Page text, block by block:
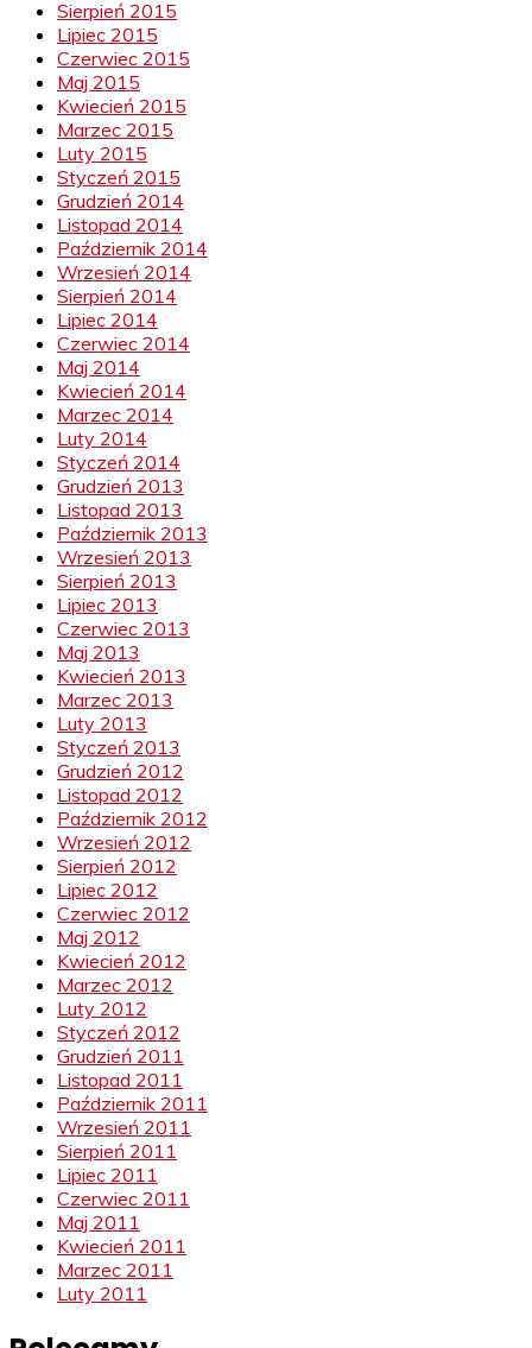
Sierpień 2015
Lipiec 2015
Czerwiec 2015
Maj 2015
Kwiecień 2015
Marzec 2015
Luty 2015
Styczeń 2015
Grudzień 2014
Listopad 2014
Październik 2014
Wrzesień 2014
Sierpień 2014
Lipiec 2014
Czerwiec 2014
Maj 2014
Kwiecień 2014
Marzec 2014
Luty 2014
Styczeń 2014
Grudzień 2013
Listopad 2013
Październik 2013
Wrzesień 2013
Sierpień 2013
Lipiec 2013
Czerwiec 2013
Maj 2013
Kwiecień 2013
Marzec 2013
Luty 2013
Styczeń 2013
Grudzień 2012
Listopad 2012
Październik 2012
Wrzesień 2012
Sierpień 2012
Lipiec 2012
Czerwiec 2012
Maj 2012
Kwiecień 2012
Marzec 2012
Luty 2012
Styczeń 2012
Grudzień 2011
Listopad 2011
Październik 2011
Wrzesień 2011
Sierpień 2011
Lipiec 2011
Czerwiec 2011
Maj 2011
Kwiecień 2011
Marzec 2011
Luty 2011